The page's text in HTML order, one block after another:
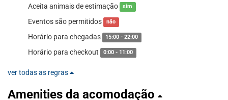
Aceita animais de estimação sim
Eventos são permitidos não
Horário para chegadas 15:00 - 22:00
Horário para checkout 0:00 - 11:00
ver todas as regras
Amenities da acomodação